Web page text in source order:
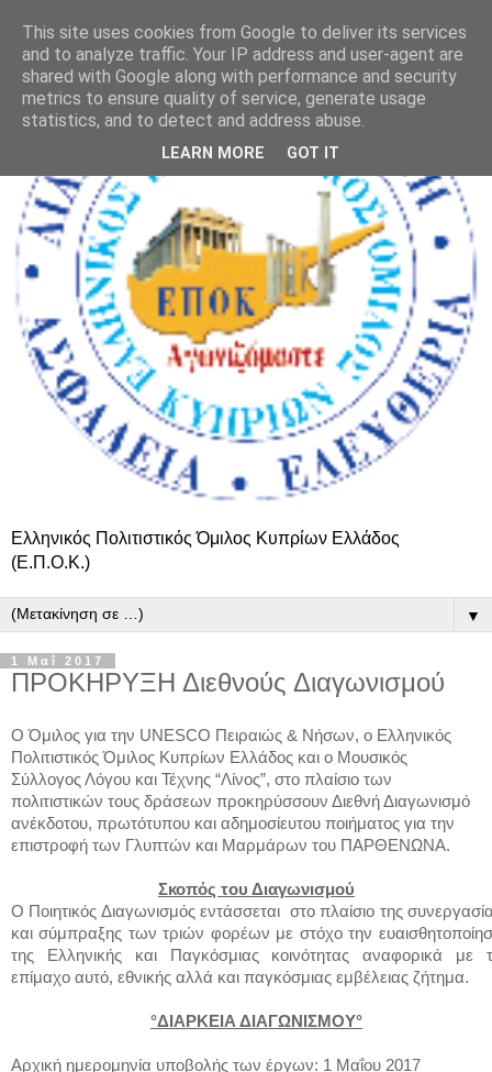
Ελληνικός Πολιτιστικός Όμιλος Κυπρίων Ελλάδος
(Ε.Π.Ο.Κ.)
▼
1 Μαΐ 2017
ΠΡΟΚΗΡΥΞΗ Διεθνούς Διαγωνισμού
Ο Όμιλος για την UNESCO Πειραιώς & Νήσων, ο Eλληνικός
Πολιτιστικός Όμιλος Κυπρίων Ελλάδος και ο Μουσικός
Σύλλογος Λόγου και Τέχνης “Λίνος”, στο πλαίσιο των
πολιτιστικών τους δράσεων προκηρύσσουν Διεθνή Διαγωνισμό
ανέκδοτου, πρωτότυπου και αδημοσίευτου ποιήματος για την
επιστροφή των Γλυπτών και Μαρμάρων του ΠΑΡΘΕΝΩΝΑ.
Σκοπός του Διαγωνισμού
Ο Ποιητικός Διαγωνισμός εντάσσεται στο πλαίσιο της
και σύμπραξης των τριών φορέων με στόχο την
της Ελληνικής και Παγκόσμιας κοινότητας αναφορικά με
επίμαχο αυτό, εθνικής αλλά και παγκόσμιας εμβέλειας ζήτημα.
°ΔΙΑΡΚΕΙΑ ΔΙΑΓΩΝΙΣΜΟΥ°
Aρχική ημερομηνία υποβολής των έργων: 1 Μαΐου 2017
This site uses cookies from Google to deliver its services
and to analyze traffic. Your IP address and user-agent are
shared with Google along with performance and security
metrics to ensure quality of service, generate usage
statistics, and to detect and address abuse.
LEARN MORE GOT IT